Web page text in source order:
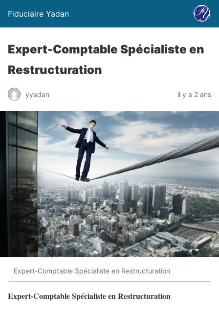
Fiduciaire Yadan
Expert-Comptable Spécialiste en
Restructuration
yyadan il y a 2 ans
Expert-Comptable Spécialiste en Restructuration
Expert-Comptable Spécialiste en Restructuration